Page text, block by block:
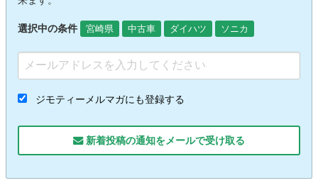
選択中の条件 宮崎県 中古車 ダイハツ ソニカ
ジモティーメルマガにも登録する
新着投稿の通知をメールで受け取る